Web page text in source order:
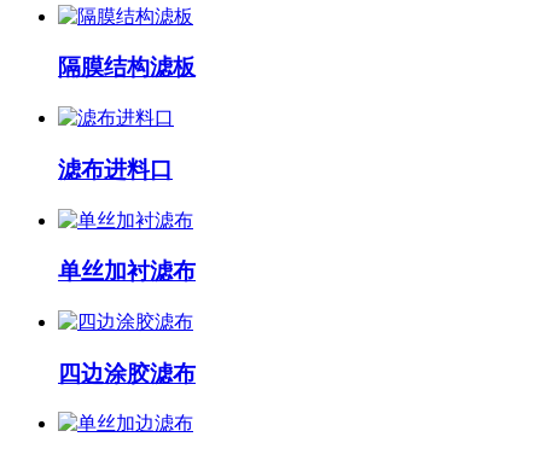
隔膜结构滤板
滤布进料口
单丝加衬滤布
四边涂胶滤布